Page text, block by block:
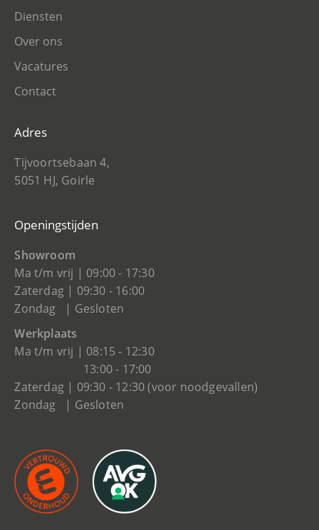
Diensten
Over ons
Vacatures
Contact
Adres
Tijvoortsebaan 4,
5051 HJ, Goirle
Openingstijden
Showroom
Ma t/m vrij | 09:00 - 17:30
Zaterdag | 09:30 - 16:00
Zondag | Gesloten
Werkplaats
Ma t/m vrij | 08:15 - 12:30
13:00 - 17:00
Zaterdag | 09:30 - 12:30 (voor noodgevallen)
Zondag | Gesloten